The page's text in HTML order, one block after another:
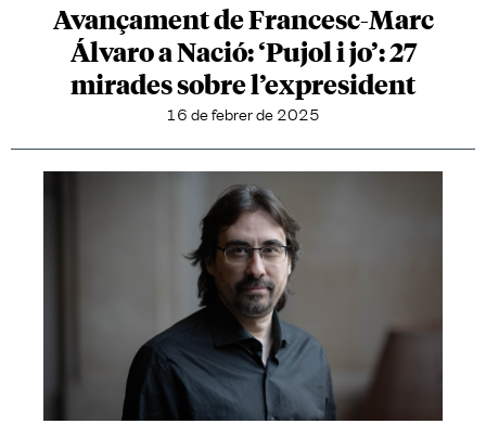
Avançament de Francesc-Marc
Álvaro a Nació: ‘Pujol i jo’: 27
mirades sobre l’expresident
16 de febrer de 2025